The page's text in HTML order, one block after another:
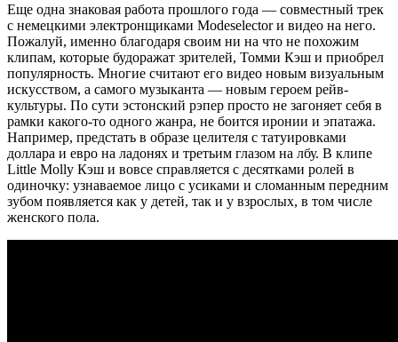
Еще одна знаковая работа прошлого года — совместный трек
с немецкими электронщиками Modeselector и видео на него.
Пожалуй, именно благодаря своим ни на что не похожим
клипам, которые будоражат зрителей, Томми Кэш и приобрел
популярность. Многие считают его видео новым визуальным
искусством, а самого музыканта — новым героем рейв-
культуры. По сути эстонский рэпер просто не загоняет себя в
рамки какого-то одного жанра, не боится иронии и эпатажа.
Например, предстать в образе целителя с татуировками
доллара и евро на ладонях и третьим глазом на лбу. В клипе
Little Molly Кэш и вовсе справляется с десятками ролей в
одиночку: узнаваемое лицо с усиками и сломанным передним
зубом появляется как у детей, так и у взрослых, в том числе
женского пола.